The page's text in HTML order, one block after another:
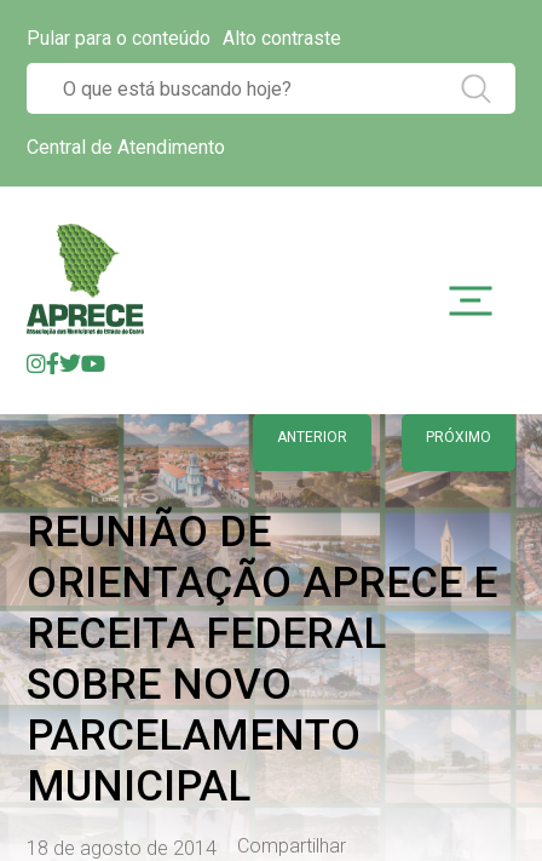
Pular para o conteúdo Alto contraste
Central de Atendimento
ANTERIOR PRÓXIMO
REUNIÃO DE
ORIENTAÇÃO APRECE E
RECEITA FEDERAL
SOBRE NOVO
PARCELAMENTO
MUNICIPAL
18 de agosto de 2014 Compartilhar